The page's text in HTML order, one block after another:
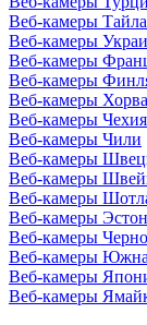
Веб-камеры
Веб-камеры
Веб-камеры
Веб-камеры
Веб-камеры
Веб-камеры Чехия
Веб-камеры Чили
Веб-камеры
Веб-камеры
Веб-камеры
Веб-камеры
Веб-камеры
Веб-камеры
Веб-камеры
Веб-камеры